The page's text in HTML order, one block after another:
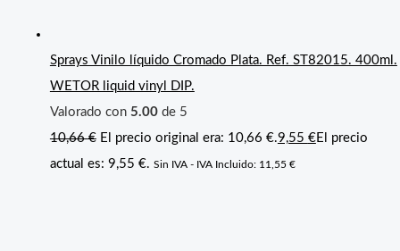
Sprays Vinilo líquido Cromado Plata. Ref. ST82015. 400ml.
WETOR liquid vinyl DIP.
Valorado con 5.00de 5
10,66€ El precio original era: 10,66 €.9,55 €El precio
actual es: 9,55 €. Sin IVA - IVA Incluido: 11,55 €